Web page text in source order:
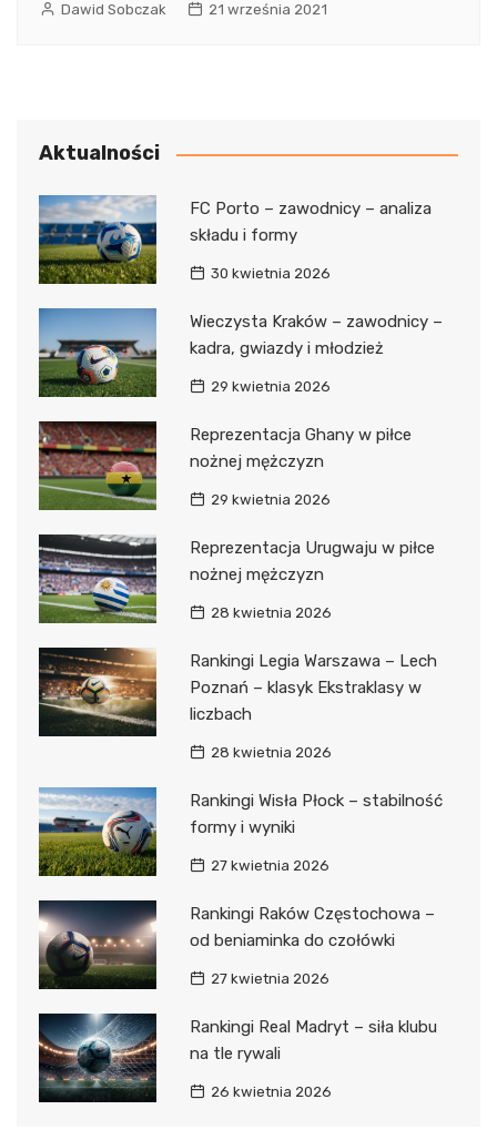
Dawid Sobczak 21 września 2021
Aktualności
FC Porto – zawodnicy – analiza
składu i formy
30 kwietnia 2026
Wieczysta Kraków – zawodnicy –
kadra, gwiazdy i młodzież
29 kwietnia 2026
Reprezentacja Ghany w piłce
nożnej mężczyzn
29 kwietnia 2026
Reprezentacja Urugwaju w piłce
nożnej mężczyzn
28 kwietnia 2026
Rankingi Legia Warszawa – Lech
Poznań – klasyk Ekstraklasy w
liczbach
28 kwietnia 2026
Rankingi Wisła Płock – stabilność
formy i wyniki
27 kwietnia 2026
Rankingi Raków Częstochowa –
od beniaminka do czołówki
27 kwietnia 2026
Rankingi Real Madryt – siła klubu
na tle rywali
26 kwietnia 2026